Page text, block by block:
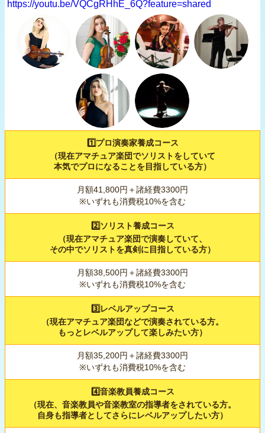
https://youtu.be/VQCgRHhE_6Q?feature=shared
1️⃣プロ演奏家養成コース
（現在アマチュア楽団でソリストをしていて
本気でプロになることを目指している方）
月額41,800円＋諸経費3300円
※いずれも消費税10%を含む
2️⃣ソリスト養成コース
（現在アマチュア楽団で演奏していて、
その中でソリストを真剣に目指している方）
月額38,500円＋諸経費3300円
※いずれも消費税10%を含む
3️⃣レベルアップコース
（現在アマチュア楽団などで演奏されている方。
もっとレベルアップして楽しみたい方）
月額35,200円＋諸経費3300円
※いずれも消費税10%を含む
4️⃣音楽教員養成コース
（現在、音楽教員や音楽教室の指導者をされている方。
自身も指導者としてさらにレベルアップしたい方）